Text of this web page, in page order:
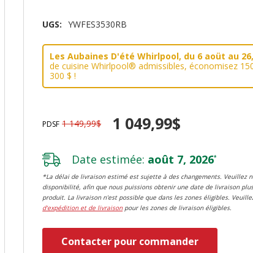
UGS: YWFES3530RB
Les Aubaines D'été Whirlpool, du 6 aoüt au
de cuisine Whirlpool® admissibles, économisez
300 $ !
PDSF 1 149,99$ 1 049,99$
Date estimée: août 7, 2026*
*La délai de livraison estimé est sujette à des changements. Veuillez
disponibilité, afin que nous puissions obtenir une date de livraison
produit. La livraison n'est possible que dans les zones éligibles.
d'expédition et de livraisonpour les zones de livraison éligibles.
Contacter pour commander